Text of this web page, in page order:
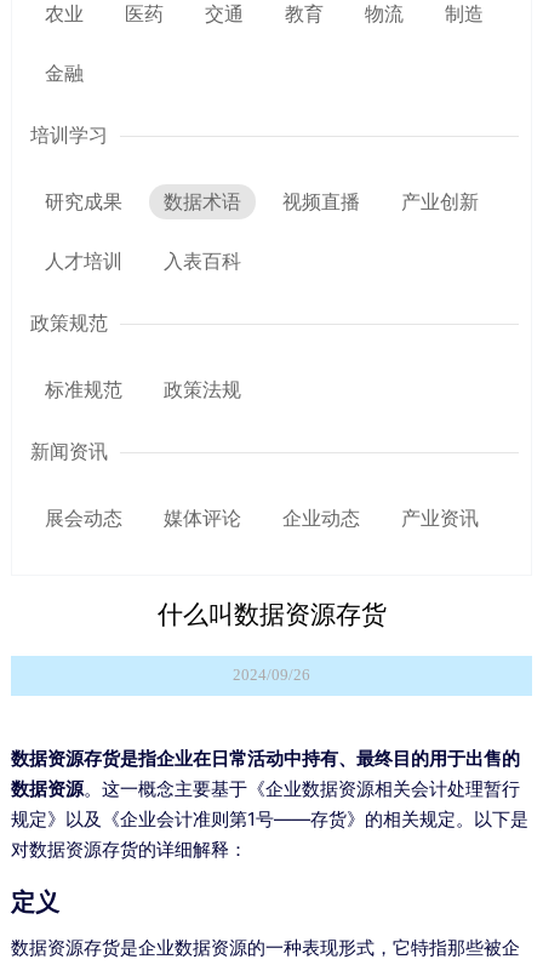
农业 医药 交通 教育 物流 制造
金融
培训学习
研究成果 数据术语 视频直播 产业创新
人才培训 入表百科
政策规范
标准规范 政策法规
新闻资讯
展会动态 媒体评论 企业动态 产业资讯
什么叫数据资源存货
2024/09/26
数据资源存货是指企业在日常活动中持有、最终目的用于出售的
数据资源。这一概念主要基于《企业数据资源相关会计处理暂行
规定》以及《企业会计准则第1号——存货》的相关规定。以下是
对数据资源存货的详细解释：
定义
数据资源存货是企业数据资源的一种表现形式，它特指那些被企